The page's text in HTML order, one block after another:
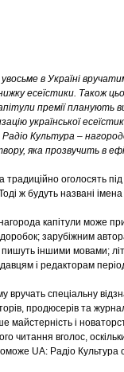
увосьме в Україні
есеїстики. Також
премії планують
української
Радіо Культура –
яка прозвучить в
традиційно оголосять
ж будуть названі імена
капітули може
зарубіжним
іншими мовами;
і редакторам
вручать спеціальну
продюсерів та
майстерність і
читання вголос,
UA: Радіо Культура